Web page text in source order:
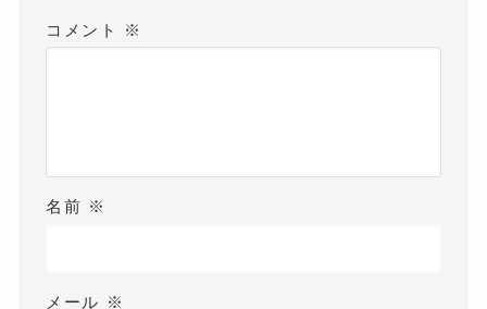
コメント ※
名前 ※
メール ※